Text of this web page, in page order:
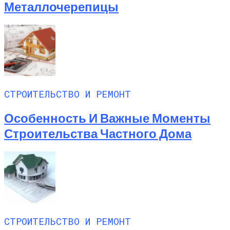
Металлочерепицы
СТРОИТЕЛЬСТВО И РЕМОНТ
Особенность И Важные Моменты
Строительства Частного Дома
СТРОИТЕЛЬСТВО И РЕМОНТ